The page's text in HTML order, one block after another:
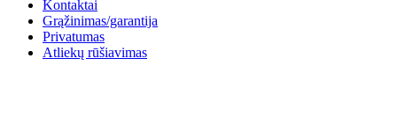
Kontaktai
Grąžinimas/garantija
Privatumas
Atliekų rūšiavimas